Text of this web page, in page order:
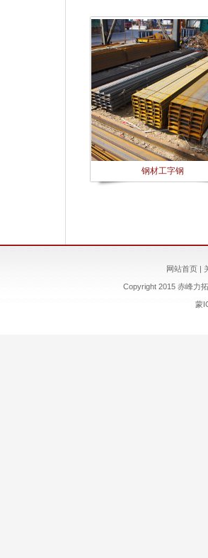
钢材工字钢
网站首页|
Copyright 2015 赤峰力
蒙